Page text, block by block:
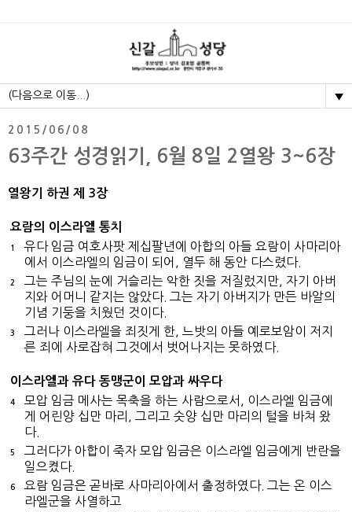
▼
2015/06/08
63주간 성경읽기, 6월 8일 2열왕 3~6장
열왕기 하권 제 3장
요람의 이스라엘 통치
1
유다 임금 여호사팟 제십팔년에 아합의 아들 요람이 사마리아
에서 이스라엘의 임금이 되어, 열두 해 동안 다스렸다.
2
그는 주님의 눈에 거슬리는 악한 짓을 저질렀지만, 자기 아버
지와 어머니 같지는 않았다. 그는 자기 아버지가 만든 바알의
기념 기둥을 치웠던 것이다.
3
그러나 이스라엘을 죄짓게 한, 느밧의 아들 예로보암이 저지
른 죄에 사로잡혀 그것에서 벗어나지는 못하였다.
이스라엘과 유다 동맹군이 모압과 싸우다
4
모압 임금 메사는 목축을 하는 사람으로서, 이스라엘 임금에
게 어린양 십만 마리, 그리고 숫양 십만 마리의 털을 바쳐 왔
다.
5
그러다가 아합이 죽자 모압 임금은 이스라엘 임금에게 반란을
일으켰다.
6
요람 임금은 곧바로 사마리아에서 출정하였다. 그는 온 이스
라엘군을 사열하고